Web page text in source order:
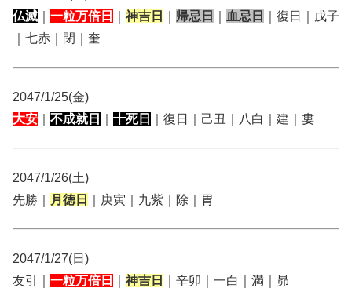
仏滅
一粒万倍日 神吉日 帰忌日 血忌日
｜復日｜戊子
｜七赤｜閉｜奎
2047/1/25(金)
大安
不成就日 十死日 ｜復日｜己丑｜八白｜建｜婁
2047/1/26(土)
先勝｜
月徳日 ｜庚寅｜九紫｜除｜胃
2047/1/27(日)
友引｜ 一粒万倍日 神吉日 ｜辛卯｜一白｜満｜昴